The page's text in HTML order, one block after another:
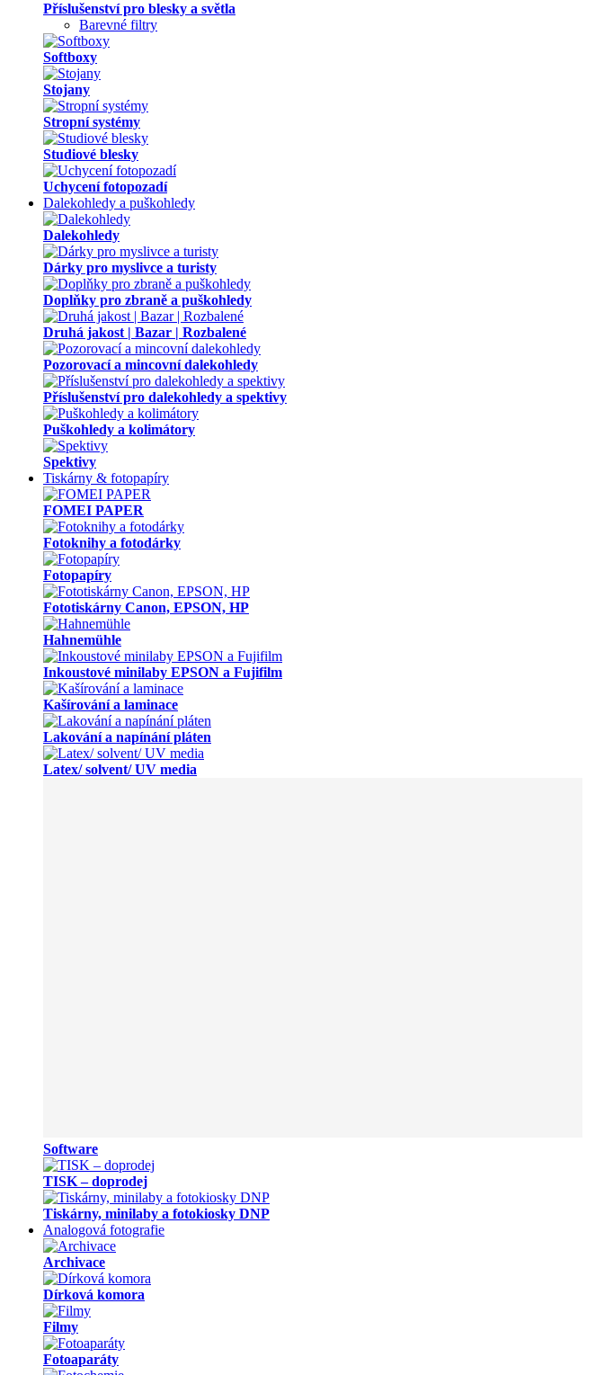
Příslušenství pro blesky a světla
Barevné filtry
Softboxy
Stojany
Stropní systémy
Studiové blesky
Uchycení fotopozadí
Dalekohledy a puškohledy
Dalekohledy
Dárky pro myslivce a turisty
Doplňky pro zbraně a puškohledy
Druhá jakost | Bazar | Rozbalené
Pozorovací a mincovní dalekohledy
Příslušenství pro dalekohledy a spektivy
Puškohledy a kolimátory
Spektivy
Tiskárny & fotopapíry
FOMEI PAPER
Fotoknihy a fotodárky
Fotopapíry
Fototiskárny Canon, EPSON, HP
Hahnemühle
Inkoustové minilaby EPSON a Fujifilm
Kašírování a laminace
Lakování a napínání pláten
Latex/ solvent/ UV media
Software
TISK – doprodej
Tiskárny, minilaby a fotokiosky DNP
Analogová fotografie
Archivace
Dírková komora
Filmy
Fotoaparáty